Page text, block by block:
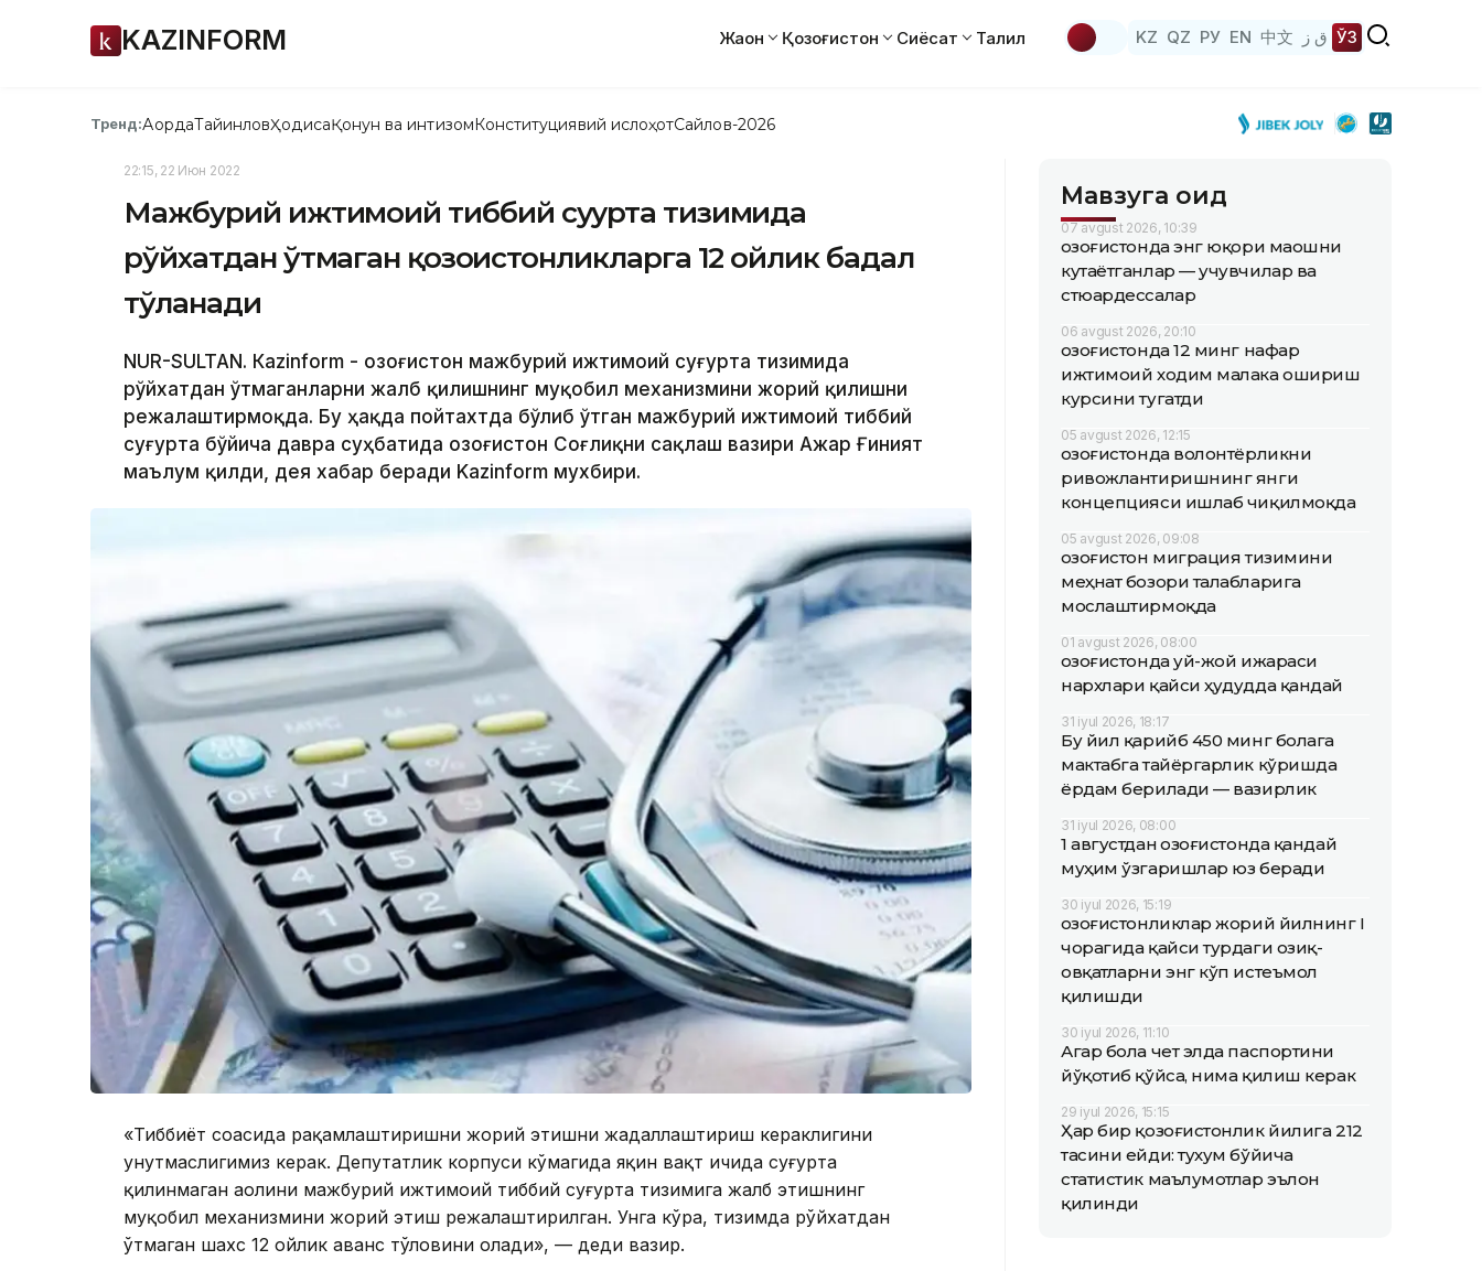
KAZINFORM Жаҳон Қозоғистон Сиёсат Таҳлил KZ QZ РУ EN 中文 ق ز ЎЗ
Тренд:АқордаТайинловҲодисаҚонун ва интизомКонституциявий ислоҳотСайлов-2026
22:15, 22 Июн 2022
Мажбурий ижтимоий тиббий суғурта тизимида
рўйхатдан ўтмаган қозоғистонликларга 12 ойлик бадал
тўланади
NUR-SULTAN. Кazinform - Қозоғистон мажбурий ижтимоий суғурта тизимида
рўйхатдан ўтмаганларни жалб қилишнинг муқобил механизмини жорий қилишни
режалаштирмоқда. Бу ҳақда пойтахтда бўлиб ўтган мажбурий ижтимоий тиббий
суғурта бўйича давра суҳбатида Қозоғистон Соғлиқни сақлаш вазири Ажар Ғиният
маълум қилди, дея хабар беради Kazinform мухбири.
«Тиббиёт соҳасида рақамлаштиришни жорий этишни жадаллаштириш кераклигини
унутмаслигимиз керак. Депутатлик корпуси кўмагида яқин вақт ичида суғурта
қилинмаган аҳолини мажбурий ижтимоий тиббий суғурта тизимига жалб этишнинг
муқобил механизмини жорий этиш режалаштирилган. Унга кўра, тизимда рўйхатдан
ўтмаган шахс 12 ойлик аванс тўловини олади», — деди вазир.
Мавзуга оид
07 avgust 2026, 10:39
Қозоғистонда энг юқори маошни
кутаётганлар — учувчилар ва
стюардессалар
06 avgust 2026, 20:10
Қозоғистонда 12 минг нафар
ижтимоий ходим малака ошириш
курсини тугатди
05 avgust 2026, 12:15
Қозоғистонда волонтёрликни
ривожлантиришнинг янги
концепцияси ишлаб чиқилмоқда
05 avgust 2026, 09:08
Қозоғистон миграция тизимини
меҳнат бозори талабларига
мослаштирмоқда
01 avgust 2026, 08:00
Қозоғистонда уй-жой ижараси
нархлари қайси ҳудудда қандай
31 iyul 2026, 18:17
Бу йил қарийб 450 минг болага
мактабга тайёргарлик кўришда
ёрдам берилади — вазирлик
31 iyul 2026, 08:00
1 августдан Қозоғистонда қандай
муҳим ўзгаришлар юз беради
30 iyul 2026, 15:19
Қозоғистонликлар жорий йилнинг I
чорагида қайси турдаги озиқ-
овқатларни энг кўп истеъмол
қилишди
30 iyul 2026, 11:10
Агар бола чет элда паспортини
йўқотиб қўйса, нима қилиш керак
29 iyul 2026, 15:15
Ҳар бир қозоғистонлик йилига 212
тасини ейди: тухум бўйича
статистик маълумотлар эълон
қилинди